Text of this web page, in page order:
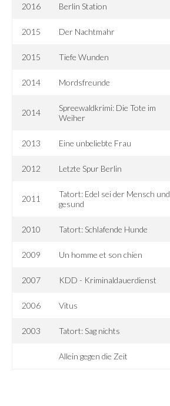
2016 Berlin Station
2015 Der Nachtmahr
2015 Tiefe Wunden
2014 Mordsfreunde
2014
Spreewaldkrimi: Die Tote im
Weiher
2013 Eine unbeliebte Frau
2012 Letzte Spur Berlin
2011
Tatort: Edel sei der Mensch und
gesund
2010 Tatort: Schlafende Hunde
2009 Un homme et son chien
2007 KDD - Kriminaldauerdienst
2006 Vitus
2003 Tatort: Sag nichts
Allein gegen die Zeit